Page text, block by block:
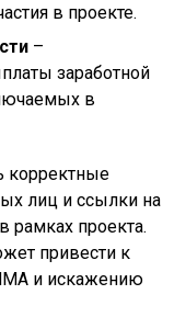
в проекте.
–
заработной
в
корректные
лиц и ссылки на
рамках проекта.
привести к
и искажению